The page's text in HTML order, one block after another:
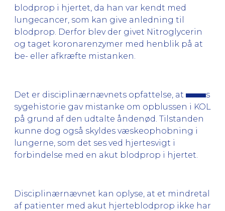
blodprop i hjertet, da han var kendt med
lungecancer, som kan give anledning til
blodprop. Derfor blev der givet Nitroglycerin
og taget koronarenzymer med henblik på at
be- eller afkræfte mistanken.
Det er disciplinærnævnets opfattelse, at
s
sygehistorie gav mistanke om opblussen i KOL
på grund af den udtalte åndenød. Tilstanden
kunne dog også skyldes væskeophobning i
lungerne, som det ses ved hjertesvigt i
forbindelse med en akut blodprop i hjertet.
Disciplinærnævnet kan oplyse, at et mindretal
af patienter med akut hjerteblodprop ikke har